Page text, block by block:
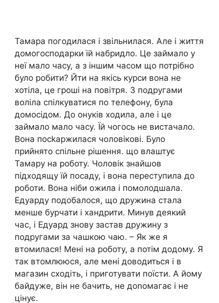
Тамара погодилася і звільнилася. Але і життя
домогосподарки їй набридло. Це займало у
неї мало часу, а з іншим часом що потрібно
було робити? Йти на якісь курси вона не
хотіла, це гроші на повітря. З подругами
воліла спілкуватися по телефону, була
домосідом. До онуків ходила, але і це
займало мало часу. Їй чогось не вистачало.
Вона посkаржилася чоловікові. Було
прийнято спільне рішення. що влаштує
Тамару на роботу. Чоловік знайшов
підходящу їй посаду, і вона переступила до
роботи. Вона ніби ожила і помолодшала.
Едуарду подобалося, що дружина стала
менше бурчати і хандрити. Минув деякий
час, і Едуард знову застав дружину з
подругами за чашкою чаю. – Як же я
втомилася! Мені на роботу, а потім додому. Я
так втомлююся, але мені доводиться і в
магазин сходіть, і приготувати поїсти. А йому
байдуже, він не бачить, не доnомагає і не
цінує.